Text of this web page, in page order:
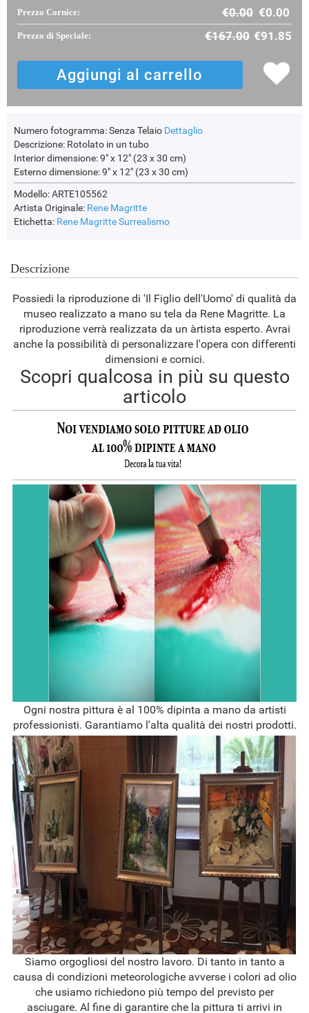
€99.03
Prezzo Cornice: €0.00 €0.00
Prezzo di Speciale: €167.00 €91.85
Numero fotogramma:Senza Telaio Dettaglio
Descrizione: Rotolato in un tubo
Interior dimensione:9" x 12" (23 x 30 cm)
Esterno dimensione:9" x 12" (23 x 30 cm)
Modello: ARTE105562
Artista Originale: Rene Magritte
Etichetta: Rene MagritteSurrealismo
Descrizione
Possiedi la riproduzione di 'Il Figlio dell'Uomo' di qualità da
museo realizzato a mano su tela da Rene Magritte. La
riproduzione verrà realizzata da un àrtista esperto. Avrai
anche la possibilità di personalizzare l'opera con differenti
dimensioni e cornici.
Scopri qualcosa in più su questo
articolo
Ogni nostra pittura è al 100% dipinta a mano da artisti
professionisti. Garantiamo l'alta qualità dei nostri prodotti.
Siamo orgogliosi del nostro lavoro. Di tanto in tanto a
causa di condizioni meteorologiche avverse i colori ad olio
che usiamo richiedono più tempo del previsto per
asciugare. Al fine di garantire che la pittura ti arrivi in